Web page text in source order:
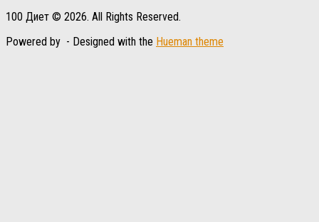
100 Диет © 2026. All Rights Reserved.
Powered by - Designed with the Hueman theme